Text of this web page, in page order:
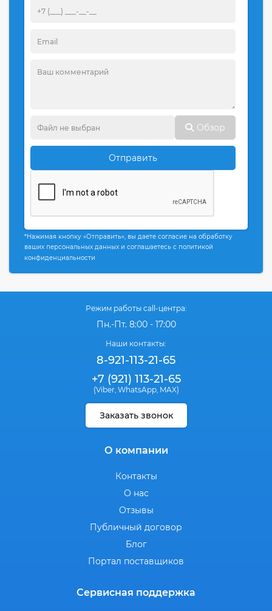
Обзор
Отправить
*Нажимая кнопку «Отправить», вы даете согласие на обработку
ваших персональных данных и соглашаетесь с политикой
конфиденциальности
Режим работы call-центра:
Пн.-Пт. 8:00 - 17:00
Наши контакты:
8-921-113-21-65
+7 (921) 113-21-65
(Viber, WhatsApp, MAX)
Заказать звонок
О компании
Контакты
О нас
Отзывы
Публичный договор
Блог
Портал поставщиков
Сервисная поддержка